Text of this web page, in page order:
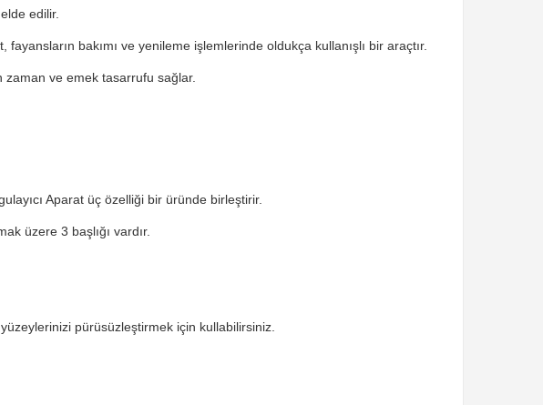
edilir.
fayansların bakımı ve yenileme işlemlerinde oldukça kullanışlı bir araçtır.
ve emek tasarrufu sağlar.
Aparat üç özelliği bir üründe birleştirir.
üzere 3 başlığı vardır.
pürüsüzleştirmek için kullabilirsiniz.